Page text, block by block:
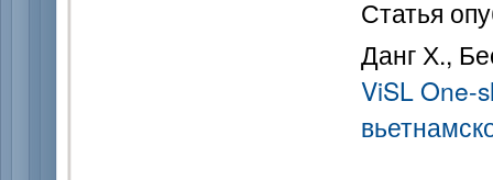
Статья
Данг Х.,
ViSL One-